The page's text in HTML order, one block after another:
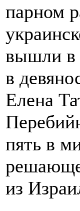
парном
вышли в
в
Елена
пять в
из